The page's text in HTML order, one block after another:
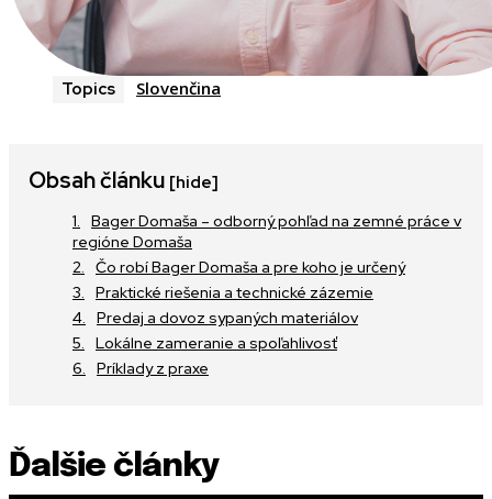
Topics Slovenčina
Obsah článku [hide]
Bager Domaša – odborný pohľad na zemné práce v
regióne Domaša
Čo robí Bager Domaša a pre koho je určený
Praktické riešenia a technické zázemie
Predaj a dovoz sypaných materiálov
Lokálne zameranie a spoľahlivosť
Príklady z praxe
Ďalšie články